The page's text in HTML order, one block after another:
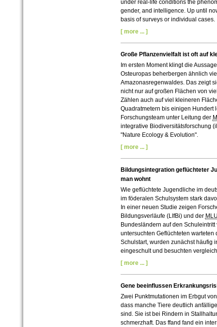
under real-life conditions the
gender, and intelligence. Up until
basis of surveys or individual cases.
[ more ... ]
Große Pflanzenvielfalt ist oft auf
Im ersten Moment klingt die
Osteuropas beherbergen ähnlich
Amazonasregenwaldes. Das zeigt
nicht nur auf großen Flächen von
Zählen auch auf viel kleineren
Quadratmetern bis einigen Hundert
Forschungsteam unter Leitung der
integrative Biodiversitätsforschung
"Nature Ecology & Evolution".
[ more ... ]
Bildungsintegration geflüchteter
man wohnt
Wie geflüchtete Jugendliche im
im föderalen Schulsystem stark
In einer neuen Studie zeigen
Bildungsverläufe (LIfBi) und der
Bundesländern auf den
untersuchten Geflüchteten
Schulstart, wurden zunächst häufig
eingeschult und besuchten
[ more ... ]
Gene beeinflussen
Zwei Punktmutationen im Erbgut
dass manche Tiere deutlich
sind. Sie ist bei Rindern in
schmerzhaft. Das ffand fand ein